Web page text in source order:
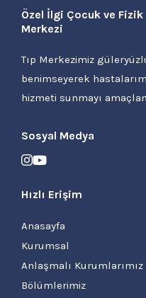
Özel İlgi Çocuk ve
Merkezi
Tıp Merkezimiz
benimseyerek
hizmeti sunmayı
Sosyal Medya
Hızlı Erişim
Anasayfa
Kurumsal
Anlaşmalı Kurumlarımız
Bölümlerimiz